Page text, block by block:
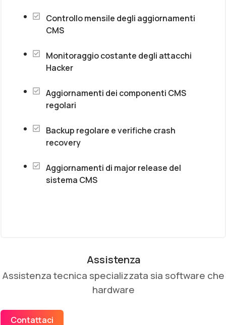
Controllo mensile degli aggiornamenti
CMS
Monitoraggio costante degli attacchi
Hacker
Aggiornamenti dei componenti CMS
regolari
Backup regolare e verifiche crash
recovery
Aggiornamenti di major release del
sistema CMS
Assistenza
Assistenza tecnica specializzata sia software che
hardware
Contattaci